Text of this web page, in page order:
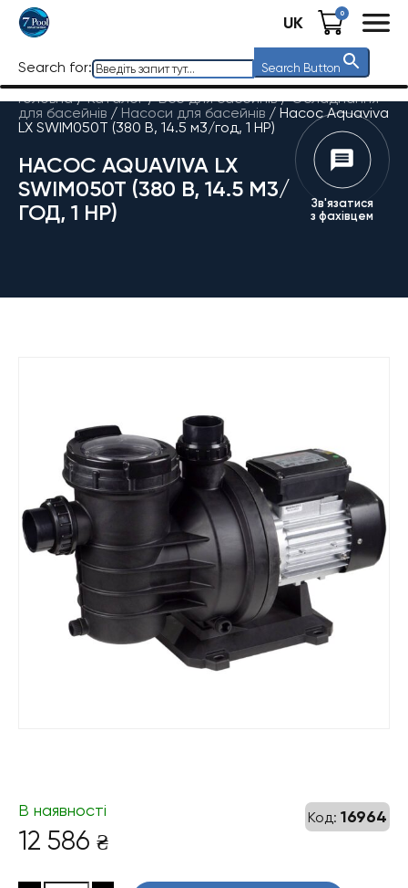
UK 0
Search for: Search Button
Головна / Каталог/Все для басейнів/Обладнання
для басейнів / Насоси для басейнів / Насос Aquaviva
LX SWIM050T (380 В, 14.5 м3/год, 1 HP)
НАСОС AQUAVIVA LX
SWIM050T (380 В, 14.5 М3/
ГОД, 1 HP)
Зв'язатися
з фахівцем
Код: 16964
В наявності
12 586 ₴